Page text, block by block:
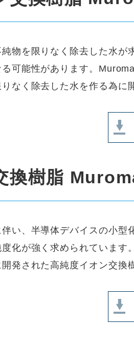
物を限りなく除去した水
可能性があります。
なく除去した水を作る為に
換樹脂
い、半導体デバイスの小型
化が強く求められていま
発された高純度イオン交換